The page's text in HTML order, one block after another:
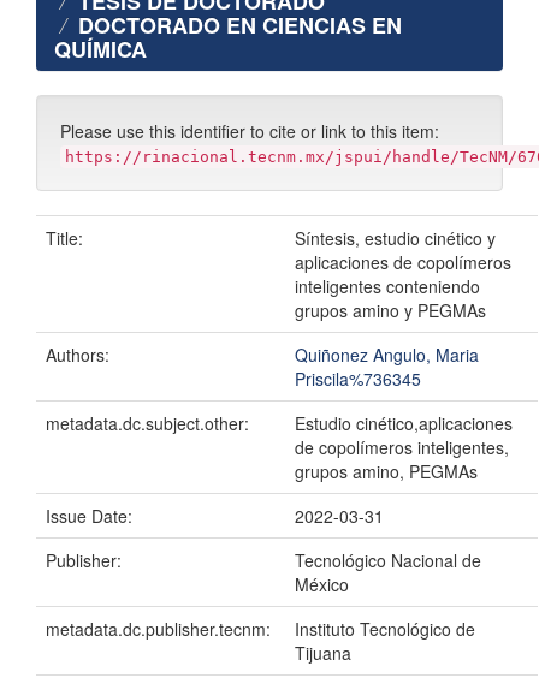
DOCTORADO EN CIENCIAS EN
QUÍMICA
Please use this identifier to cite or link to this item:
https://rinacional.tecnm.mx/jspui/handle/TecNM/
Title:
Síntesis, estudio cinético y
aplicaciones de copolímeros
inteligentes conteniendo
grupos amino y PEGMAs
Authors:
Quiñonez Angulo, Maria
Priscila%736345
metadata.dc.subject.other:
Estudio cinético,aplicaciones
de copolímeros inteligentes,
grupos amino, PEGMAs
Issue Date:
2022-03-31
Publisher:
Tecnológico Nacional de
México
metadata.dc.publisher.tecnm:
Instituto Tecnológico de
Tijuana